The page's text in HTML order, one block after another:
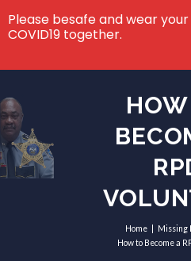
Home
Missing
How to Become a
Please besafe and wear
COVID19 together.